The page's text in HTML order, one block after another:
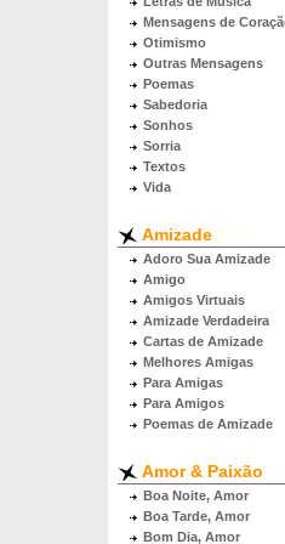
Mensagens de
Otimismo
Outras Mensagens
Poemas
Sabedoria
Sonhos
Sorria
Textos
Vida
Amizade
Adoro Sua Amizade
Amigo
Amigos Virtuais
Amizade Verdadeira
Cartas de Amizade
Melhores Amigas
Para Amigas
Para Amigos
Poemas de Amizade
Amor & Paixão
Boa Noite, Amor
Boa Tarde, Amor
Bom Dia, Amor